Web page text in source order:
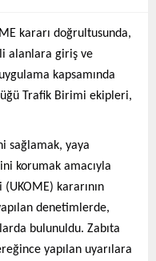
kararı doğrultusunda,
alanlara giriş ve
kapsamında
Trafik Birimi ekipleri,
sağlamak, yaya
korumak amacıyla
kararının
denetimlerde,
bulunuldu. Zabıta
yapılan uyarılara